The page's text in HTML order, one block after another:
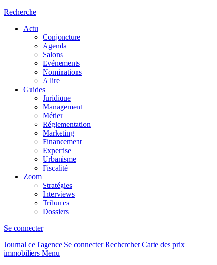
Recherche
Actu
Conjoncture
Agenda
Salons
Evénements
Nominations
A lire
Guides
Juridique
Management
Métier
Réglementation
Marketing
Financement
Expertise
Urbanisme
Fiscalité
Zoom
Stratégies
Interviews
Tribunes
Dossiers
Se connecter
Journal de l'agence Se connecterRechercher Carte des prix
immobiliers Menu